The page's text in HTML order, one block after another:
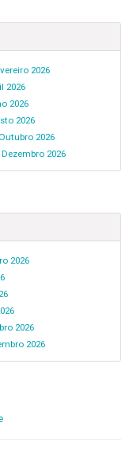
2026
2026
2026
2026
2026
2026
2026
2026
2026